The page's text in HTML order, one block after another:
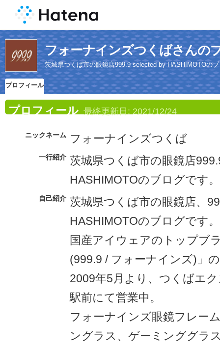
フォーナインズつくばさんの
茨城県つくば市の眼鏡店999.9 selected by HASHIMOTOの
プロフィール
プロフィール 最終更新日: 2021/12/24
ニックネーム フォーナインズつくば
一行紹介 茨城県つくば市の眼鏡店
HASHIMOTOのブログです。
自己紹介 茨城県つくば市の眼鏡店、
HASHIMOTOのブログです。
国産アイウェアのトップブ
(999.9 / フォーナインズ)」
2009年5月より、つくばエ
駅前にて営業中。
フォーナインズ眼鏡フレー
ングラス、ゲーミンググラ